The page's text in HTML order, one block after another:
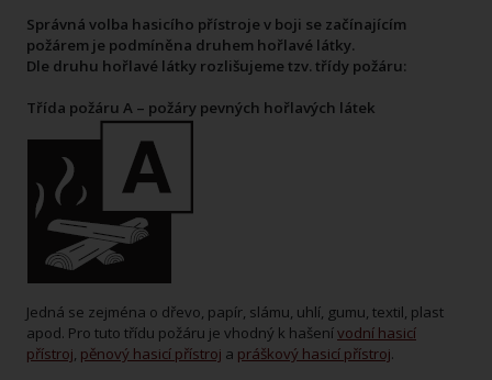
Správná volba hasicího přístroje v boji se začínajícím
požárem je podmíněna druhem hořlavé látky.
Dle druhu hořlavé látky rozlišujeme tzv. třídy požáru:
Třída požáru A – požáry pevných hořlavých látek
Jedná se zejména o dřevo, papír, slámu, uhlí, gumu, textil, plast
apod. Pro tuto třídu požáru je vhodný k hašenívodní hasicí
přístroj, pěnový hasicí přístroj a práškový hasicí přístroj.